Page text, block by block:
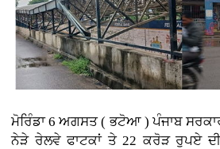
ਮੋਰਿੰਡਾ 6 ਅਗਸਤ ( ਭਟੋਆ )ਪੰਜਾਬ
ਨੇੜੇ ਰੇਲਵੇ ਫਾਟਕਾਂ ਤੇ 22 ਕਰੋੜ ਰੁਪਏ